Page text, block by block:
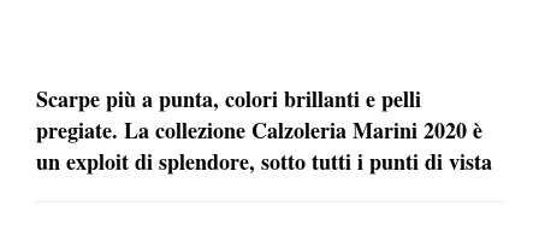
Scarpe più a punta, colori brillanti e pelli
pregiate. La collezione Calzoleria Marini 2020 è
un exploit di splendore, sotto tutti i punti di vista